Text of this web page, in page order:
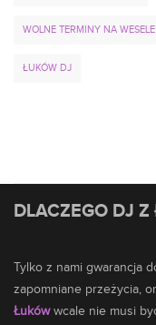
WOLNE TERMINY NA WESELE
ŁUKÓW DJ
DLACZEGO DJ
Tylko z nami gwarancja
zapomniane przeżycia,
Łukówwcale nie musi